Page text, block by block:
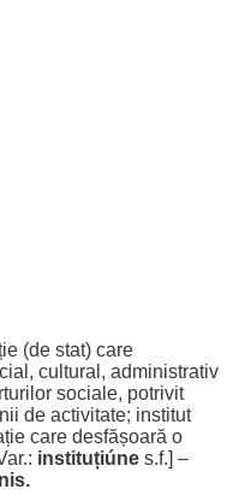
(de stat) care
, cultural , administrativ
sociale, potrivit
de activitate; institut
care desfășoară o
instituțiúnes.f.] –